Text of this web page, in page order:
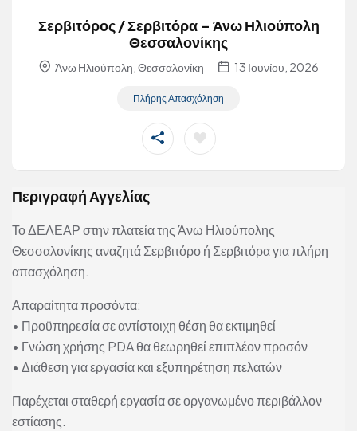
Σερβιτόρος / Σερβιτόρα – Άνω Ηλιούπολη
Θεσσαλονίκης
Άνω Ηλιούπολη, Θεσσαλονίκη 13 Ιουνίου, 2026
Πλήρης Απασχόληση
Περιγραφή Αγγελίας
Το ΔΕΛΕΑΡ στην πλατεία της Άνω Ηλιούπολης
Θεσσαλονίκης αναζητά Σερβιτόρο ή Σερβιτόρα για πλήρη
απασχόληση.
Απαραίτητα προσόντα:
• Προϋπηρεσία σε αντίστοιχη θέση θα εκτιμηθεί
• Γνώση χρήσης PDA θα θεωρηθεί επιπλέον προσόν
• Διάθεση για εργασία και εξυπηρέτηση πελατών
Παρέχεται σταθερή εργασία σε οργανωμένο περιβάλλον
εστίασης.